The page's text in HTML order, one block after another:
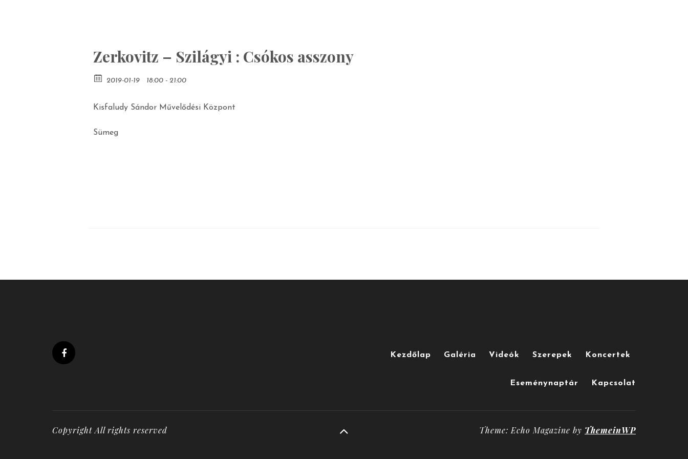
Zerkovitz – Szilágyi : Csókos asszony
2019-01-19 18:00 - 21:00
Kisfaludy Sándor Művelődési Központ
Sümeg
Kezdőlap Galéria Videók Szerepek Koncertek
Eseménynaptár Kapcsolat
Copyright All rights reserved Theme: Echo Magazine by ThemeinWP